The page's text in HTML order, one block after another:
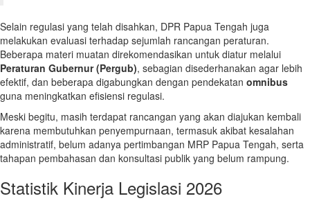
Selain regulasi yang telah disahkan, DPR Papua Tengah juga
melakukan evaluasi terhadap sejumlah rancangan peraturan.
Beberapa materi muatan direkomendasikan untuk diatur melalui
Peraturan Gubernur (Pergub), sebagian disederhanakan agar lebih
efektif, dan beberapa digabungkan dengan pendekatan omnibus
guna meningkatkan efisiensi regulasi.
Meski begitu, masih terdapat rancangan yang akan diajukan kembali
karena membutuhkan penyempurnaan, termasuk akibat kesalahan
administratif, belum adanya pertimbangan MRP Papua Tengah, serta
tahapan pembahasan dan konsultasi publik yang belum rampung.
Statistik Kinerja Legislasi 2026